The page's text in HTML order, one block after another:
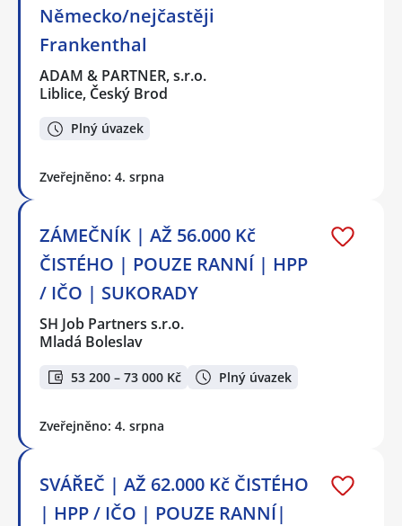
Německo/nejčastěji
Frankenthal
ADAM & PARTNER, s.r.o.
Liblice, Český Brod
Plný úvazek
Zveřejněno: 4. srpna
ZÁMEČNÍK | AŽ 56.000 Kč
ČISTÉHO | POUZE RANNÍ | HPP
/ IČO | SUKORADY
SH Job Partners s.r.o.
Mladá Boleslav
53 200 – 73 000 Kč Plný úvazek
Zveřejněno: 4. srpna
SVÁŘEČ | AŽ 62.000 Kč ČISTÉHO
| HPP / IČO | POUZE RANNÍ|